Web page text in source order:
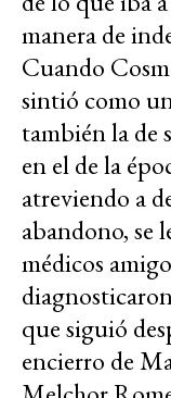
manera de
Cuando
sintió como
también la de
en el de la
atreviendo a
abandono, se
médicos
que siguió
encierro de